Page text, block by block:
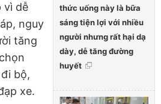
thức uống này là bữa
sáng tiện lợi với nhiều
người nhưng rất hại dạ
dày, dễ tăng đường
huyết
vì dễ
nguy
tăng
bộ,
xe.